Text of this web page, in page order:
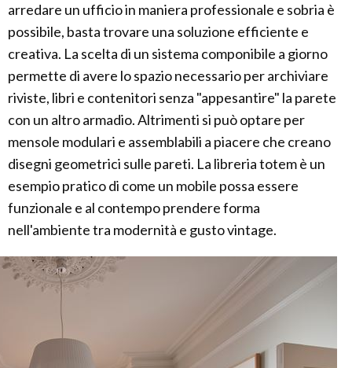
arredare un ufficio in maniera professionale e sobria è
possibile, basta trovare una soluzione efficiente e
creativa. La scelta di un sistema componibile a giorno
permette di avere lo spazio necessario per archiviare
riviste, libri e contenitori senza "appesantire" la parete
con un altro armadio. Altrimenti si può optare per
mensole modulari e assemblabili a piacere che creano
disegni geometrici sulle pareti. La libreria totem è un
esempio pratico di come un mobile possa essere
funzionale e al contempo prendere forma
nell'ambiente tra modernità e gusto vintage.